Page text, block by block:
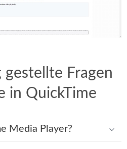
gestellte Fragen
in QuickTime
Media Player?